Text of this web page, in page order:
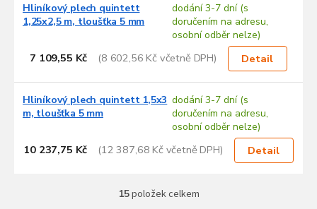
Hliníkový plech quintett
1,25x2,5 m, tloušťka 5 mm
dodání 3-7 dní (s
doručením na adresu,
osobní odběr nelze)
7 109,55 Kč (8 602,56 Kč včetně DPH) Detail
Hliníkový plech quintett 1,5x3
m, tloušťka 5 mm
dodání 3-7 dní (s
doručením na adresu,
osobní odběr nelze)
10 237,75 Kč (12 387,68 Kč včetně DPH) Detail
O
15položek celkem